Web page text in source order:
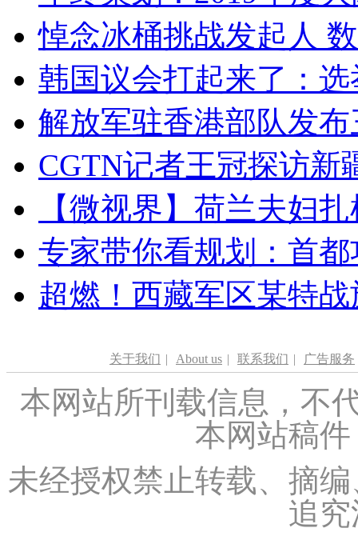
悼念冰桶挑战发起人
韩国议会打起来了：
解放军驻香港部队发
CGTN记者王冠探访新
【微视界】荷兰夫妇
专家带你看规划：首
超燃！西藏军区某特
关于我们 | About us | 联系我们 | 广告服务
本网站所刊载信息，不
本网站稿
未经授权禁止转载、摘
追